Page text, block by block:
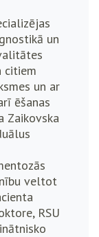
un
citiem
un ar
ēšanas
Zaikovska
veltot
RSU